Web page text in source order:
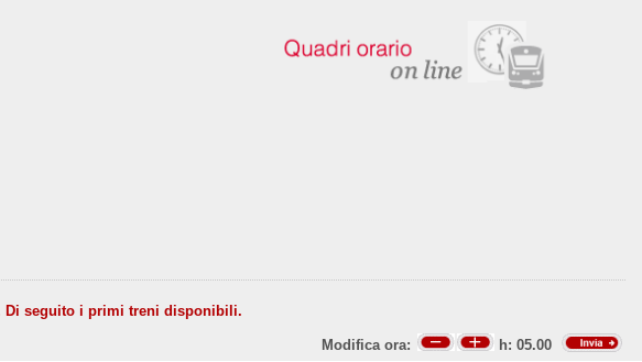
seguito i primi treni disponibili.
Modifica ora: h: 05.00